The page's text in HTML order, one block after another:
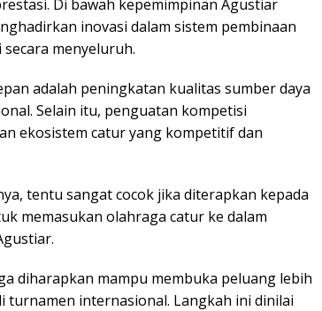
Di bawah kepemimpinan Agustiar
inovasi dalam sistem pembinaan
menyeluruh.
adalah peningkatan kualitas sumber daya
Selain itu, penguatan kompetisi
ekosistem catur yang kompetitif dan
tentu sangat cocok jika diterapkan kepada
memasukan olahraga catur ke dalam
diharapkan mampu membuka peluang lebih
internasional. Langkah ini dinilai